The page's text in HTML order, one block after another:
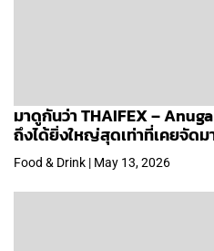
มาดูกันว่า THAIFEX –
ถึงได้ยิ่งใหญ่สุดเท่าที่เคยจัดม
Food & Drink | May 13, 2026